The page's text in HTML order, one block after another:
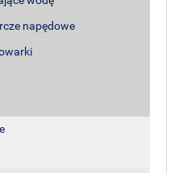
napędowe